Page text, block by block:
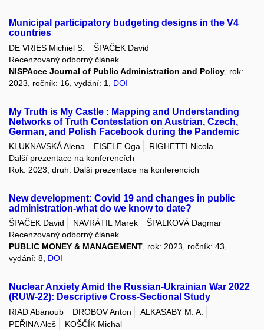
Municipal participatory budgeting designs in the V4
countries
DE VRIES Michiel S.
ŠPAČEK David
Recenzovaný odborný článek
NISPAcee Journal of Public Administration and Policy , rok:
2023, ročník: 16, vydání: 1, DOI
My Truth is My Castle : Mapping and Understanding
Networks of Truth Contestation on Austrian, Czech,
German, and Polish Facebook during the Pandemic
KLUKNAVSKÁ Alena EISELE Oga
RIGHETTI Nicola
Další prezentace na konferencích
Rok: 2023, druh: Další prezentace na konferencích
New development: Covid 19 and changes in public
administration-what do we know to date?
ŠPAČEK David NAVRÁTIL Marek
ŠPALKOVÁ Dagmar
Recenzovaný odborný článek
PUBLIC MONEY & MANAGEMENT, rok: 2023, ročník: 43,
vydání: 8, DOI
Nuclear Anxiety Amid the Russian-Ukrainian War 2022
(RUW-22): Descriptive Cross-Sectional Study
RIAD Abanoub DROBOV Anton
ALKASABY M. A.
PEŘINA Aleš
KOŠČÍK Michal